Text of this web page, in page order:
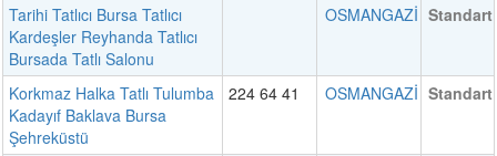
Tarihi Tatlıcı Bursa Tatlıcı
Kardeşler Reyhanda Tatlıcı
Bursada Tatlı Salonu
OSMANGAZİ Standart
Korkmaz Halka Tatlı Tulumba
Kadayıf Baklava Bursa
Şehreküstü
224 64 41 OSMANGAZİ Standart